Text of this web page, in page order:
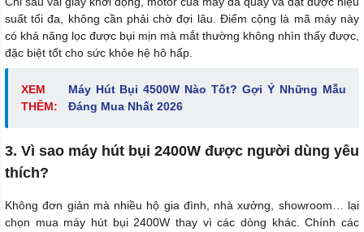
suất tối đa, không cần phải chờ đợi lâu. Điểm cộng là mã máy này
có khả năng lọc được bụi mịn mà mắt thường không nhìn thấy được,
đặc biệt tốt cho sức khỏe hệ hô hấp.
XEM
THÊM:
Máy Hút Bụi 4500W Nào Tốt? Gợi Ý Những Mẫu
Đáng Mua Nhất 2026
3. Vì sao máy hút bụi 2400W được người dùng yêu
thích?
Không đơn giản mà nhiều hộ gia đình, nhà xưởng, showroom… lại
chọn mua máy hút bụi 2400W thay vì các dòng khác. Chính các